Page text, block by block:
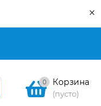
×
0 Корзина
(пусто)